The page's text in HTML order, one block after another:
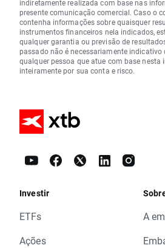
indiretamente realizada com base nas
presente comunicação comercial. Caso o
contenha informações sobre quaisquer
instrumentos financeiros nela indicados,
qualquer garantia ou previsão de
passado não é necessariamente indicativo
qualquer pessoa que atue com base nesta
inteiramente por sua conta e risco.
Investir
ETFs
Ações
A